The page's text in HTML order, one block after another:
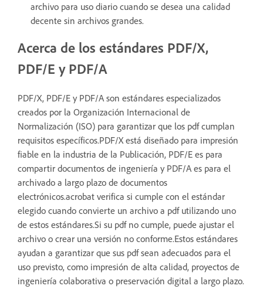
archivo para uso diario cuando se desea una calidad
decente sin archivos grandes.
Acerca de los estándares PDF/X,
PDF/E y PDF/A
PDF/X, PDF/E y PDF/A son estándares especializados
creados por la Organización Internacional de
Normalización (ISO) para garantizar que los pdf cumplan
requisitos específicos.PDF/X está diseñado para impresión
fiable en la industria de la Publicación, PDF/E es para
compartir documentos de ingeniería y PDF/A es para el
archivado a largo plazo de documentos
electrónicos.acrobat verifica si cumple con el estándar
elegido cuando convierte un archivo a pdf utilizando uno
de estos estándares.Si su pdf no cumple, puede ajustar el
archivo o crear una versión no conforme.Estos estándares
ayudan a garantizar que sus pdf sean adecuados para el
uso previsto, como impresión de alta calidad, proyectos de
ingeniería colaborativa o preservación digital a largo plazo.